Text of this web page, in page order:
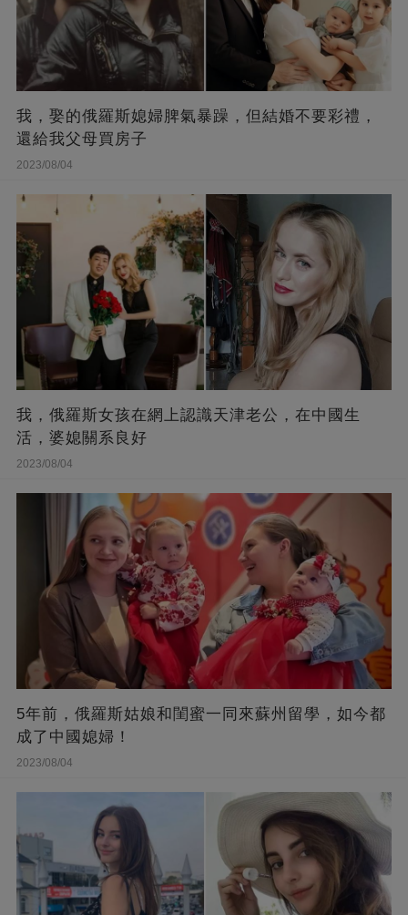
我，娶的俄羅斯媳婦脾氣暴躁，但結婚不要彩禮，
還給我父母買房子
2023/08/04
我，俄羅斯女孩在網上認識天津老公，在中國生
活，婆媳關系良好
2023/08/04
5年前，俄羅斯姑娘和閨蜜一同來蘇州留學，如今都
成了中國媳婦！
2023/08/04